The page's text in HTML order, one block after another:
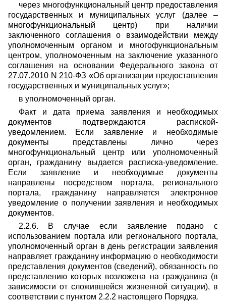
через многофункциональный центр предоставления
государственных и муниципальных услуг (далее –
многофункциональный центр) при наличии
заключенного соглашения о взаимодействии между
уполномоченным органом и многофункциональным
центром, уполномоченным на заключение указанного
соглашения на основании Федерального закона от
27.07.2010 N 210-ФЗ «Об организации предоставления
государственных и муниципальных услуг»;
в уполномоченный орган.
Факт и дата приема заявления и необходимых
документов подтверждаются распиской-
уведомлением. Если заявление и необходимые
документы представлены лично через
многофункциональный центр или уполномоченный
орган, гражданину выдается расписка-уведомление.
Если заявление и необходимые документы
направлены посредством портала, регионального
портала, гражданину направляется электронное
уведомление о получении заявления и необходимых
документов.
2.2.6. В случае если заявление подано с
использованием портала или регионального портала,
уполномоченный орган в день регистрации заявления
направляет гражданину информацию о необходимости
представления документов (сведений), обязанность по
представлению которых возложена на гражданина (в
зависимости от сложившейся жизненной ситуации), в
соответствии с пунктом 2.2.2 настоящего Порядка.